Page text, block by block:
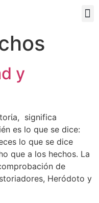
y
significa
es lo que se dice:
lo que se dice
que a los hechos. La
de
Heródoto y